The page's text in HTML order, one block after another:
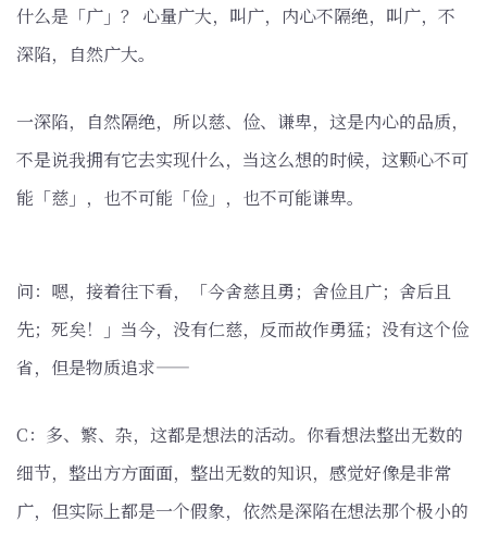
什么是「广」？ 心量广大，叫广，内心不隔绝，叫广，不
深陷，自然广大。
一深陷，自然隔绝，所以慈、俭、谦卑，这是内心的品质，
不是说我拥有它去实现什么，当这么想的时候，这颗心不可
能「慈」，也不可能「俭」，也不可能谦卑。
问：嗯，接着往下看，「今舍慈且勇；舍俭且广；舍后且
先；死矣！」当今，没有仁慈，反而故作勇猛；没有这个俭
省，但是物质追求——
C：多、繁、杂，这都是想法的活动。你看想法整出无数的
细节，整出方方面面，整出无数的知识，感觉好像是非常
广，但实际上都是一个假象，依然是深陷在想法那个极小的